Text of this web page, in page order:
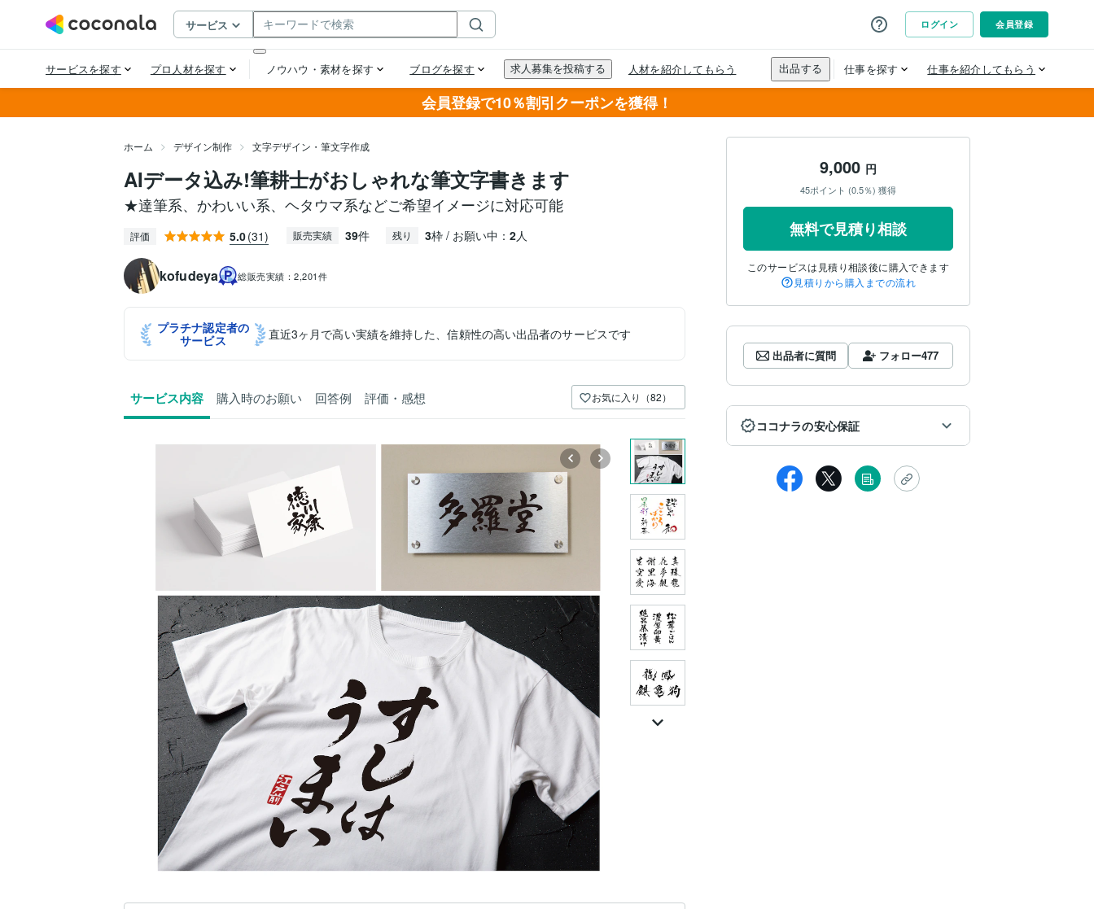
会員登録で10％割引クーポンを獲得！
ホーム デザイン制作 文字デザイン・筆文字作成
AIデータ込み!筆耕士がおしゃれな筆文字書きます
★達筆系、かわいい系、ヘタウマ系などご希望イメージに対応可能
評価 5.0(31) 販売実績 39件 残り 3枠 / お願い中： 2人
kofudeya 総販売実績：2,201件
プラチナ認定者の
サービス
直近3ヶ月で高い実績を維持した、信頼性の高い出品者のサービスです
サービス内容 購入時のお願い 回答例 評価・感想 お気に入り（82）
9,000 円
45ポイント (0.5％) 獲得
無料で見積り相談
このサービスは見積り相談後に購入できます
見積りから購入までの流れ
出品者に質問 フォロー477
ココナラの安心保証